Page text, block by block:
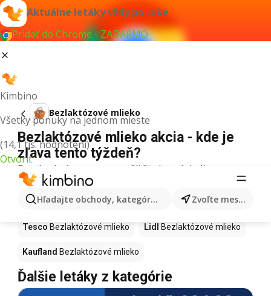
Aktuálne letáky vždy po ruke
Pridať do Chrome - ZADARMO
Kimbino
Všetky ponuky na jednom mieste
(14,1 tis. hodnotení)
Otvoriť
Hľadajte obchody, kategórie, produkty... Zvoľte mesto
Bezlaktózové mlieko
Bezlaktózové mlieko akcia - kde je
zľava tento týždeň?
Pre daný výraz sme nenašli žiadne výsledky.
Bezlaktózové mlieko v akcii - Kde
kúpiť?
Tesco Bezlaktózové mlieko Lidl Bezlaktózové mlieko
Kaufland Bezlaktózové mlieko
Ďalšie letáky z kategórie